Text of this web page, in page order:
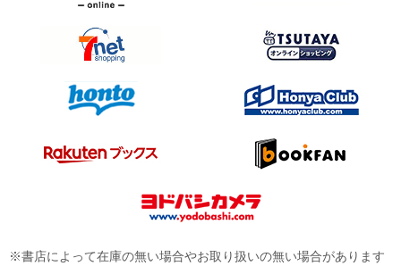
※書店によって在庫の無い場合やお取り扱いの無い場合があります